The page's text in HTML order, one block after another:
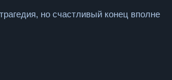
но счастливый конец вполне